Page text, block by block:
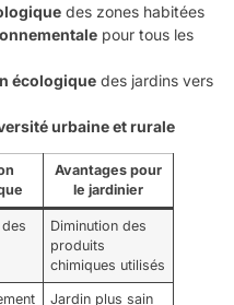
des zones habitées
pour tous les
écologique des jardins vers
urbaine et rurale
Avantages pour
le jardinier
Diminution des
produits
chimiques utilisés
Jardin plus sain